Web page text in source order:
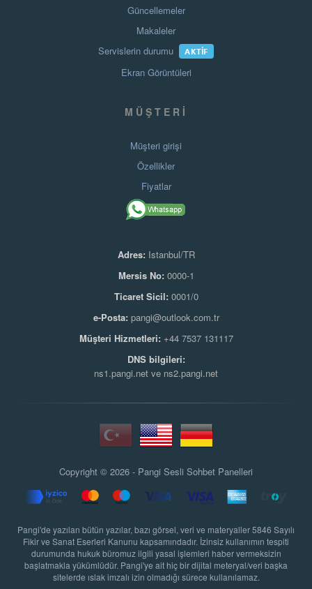
Güncellemeler
Makaleler
Servislerin durumu
AKTIF
Ekran Görüntüleri
MÜŞTERI
Müşteri girişi
Özellikler
Fiyatlar
Adres:Istanbul/TR
Mersis No:0000-1
Ticaret Sicil:0001/0
e-Posta:pangi@outlook.com.tr
Müşteri Hizmetleri:+44 7537 131117
DNS bilgileri:
ns1.pangi.net ve ns2.pangi.net
Copyright © 2026 - Pangi Sesli Sohbet Panelleri
Pangi'de yazılan bütün yazılar, bazı görsel, veri ve materyaller 5846 Sayılı
Fikir ve Sanat Eserleri Kanunu kapsamındadır. İzinsiz kullanımın tespiti
durumunda hukuk büromuz ilgili yasal işlemleri haber vermeksizin
başlatmakla yükümlüdür. Pangi'ye ait hiç bir dijital meteryal/veri başka
sitelerde ıslak imzalı izin olmadığı sürece kullanılamaz.